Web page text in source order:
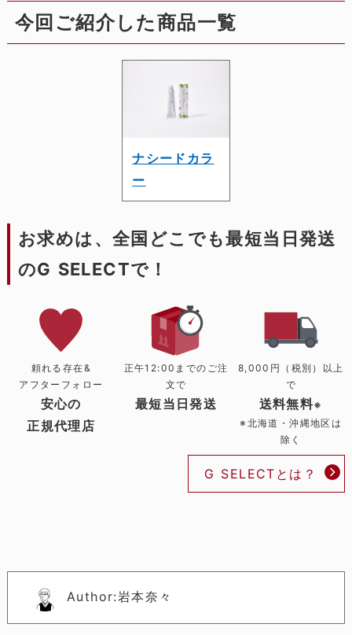
今回ご紹介した商品一覧
ナシードカラ
ー
お求めは、全国どこでも最短当日発送
のG SELECTで！
頼れる存在&
アフターフォロー
安心の
正規代理店
正午12:00までのご注
文で
最短当日発送
8,000円（税別）以上
で
送料無料※
※北海道・沖縄地区は
除く
G SELECTとは？
Author:岩本奈々